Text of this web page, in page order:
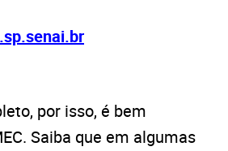
por isso, é bem
Saiba que em algumas